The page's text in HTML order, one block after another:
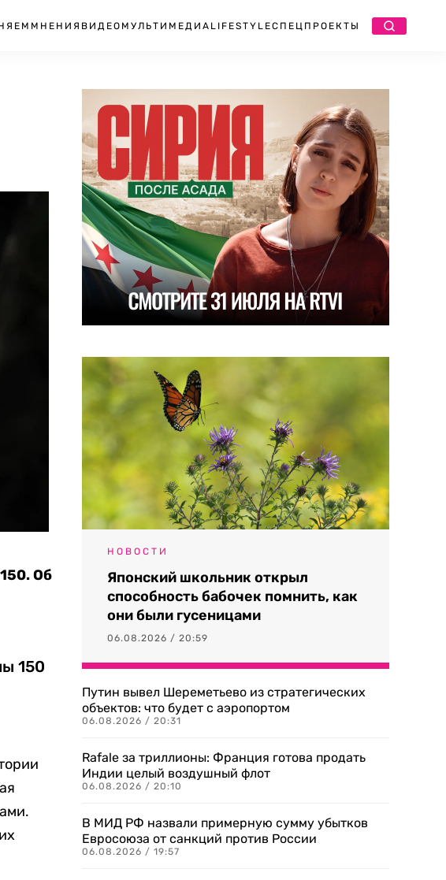
МНЕНИЯ ВИДЕО МУЛЬТИМЕДИА LIFESTYLEСПЕЦПРОЕКТЫ
Об
150
НОВОСТИ
Японский школьник открыл
способность бабочек помнить, как
они были гусеницами
06.08.2026 / 20:59
Путин вывел Шереметьево из стратегических
объектов: что будет с аэропортом
06.08.2026 / 20:31
Rafale за триллионы: Франция готова продать
Индии целый воздушный флот
06.08.2026 / 20:10
В МИД РФ назвали примерную сумму убытков
Евросоюза от санкций против России
06.08.2026 / 19:57